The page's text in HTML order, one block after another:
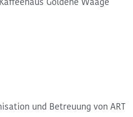
und Betreuung von ART